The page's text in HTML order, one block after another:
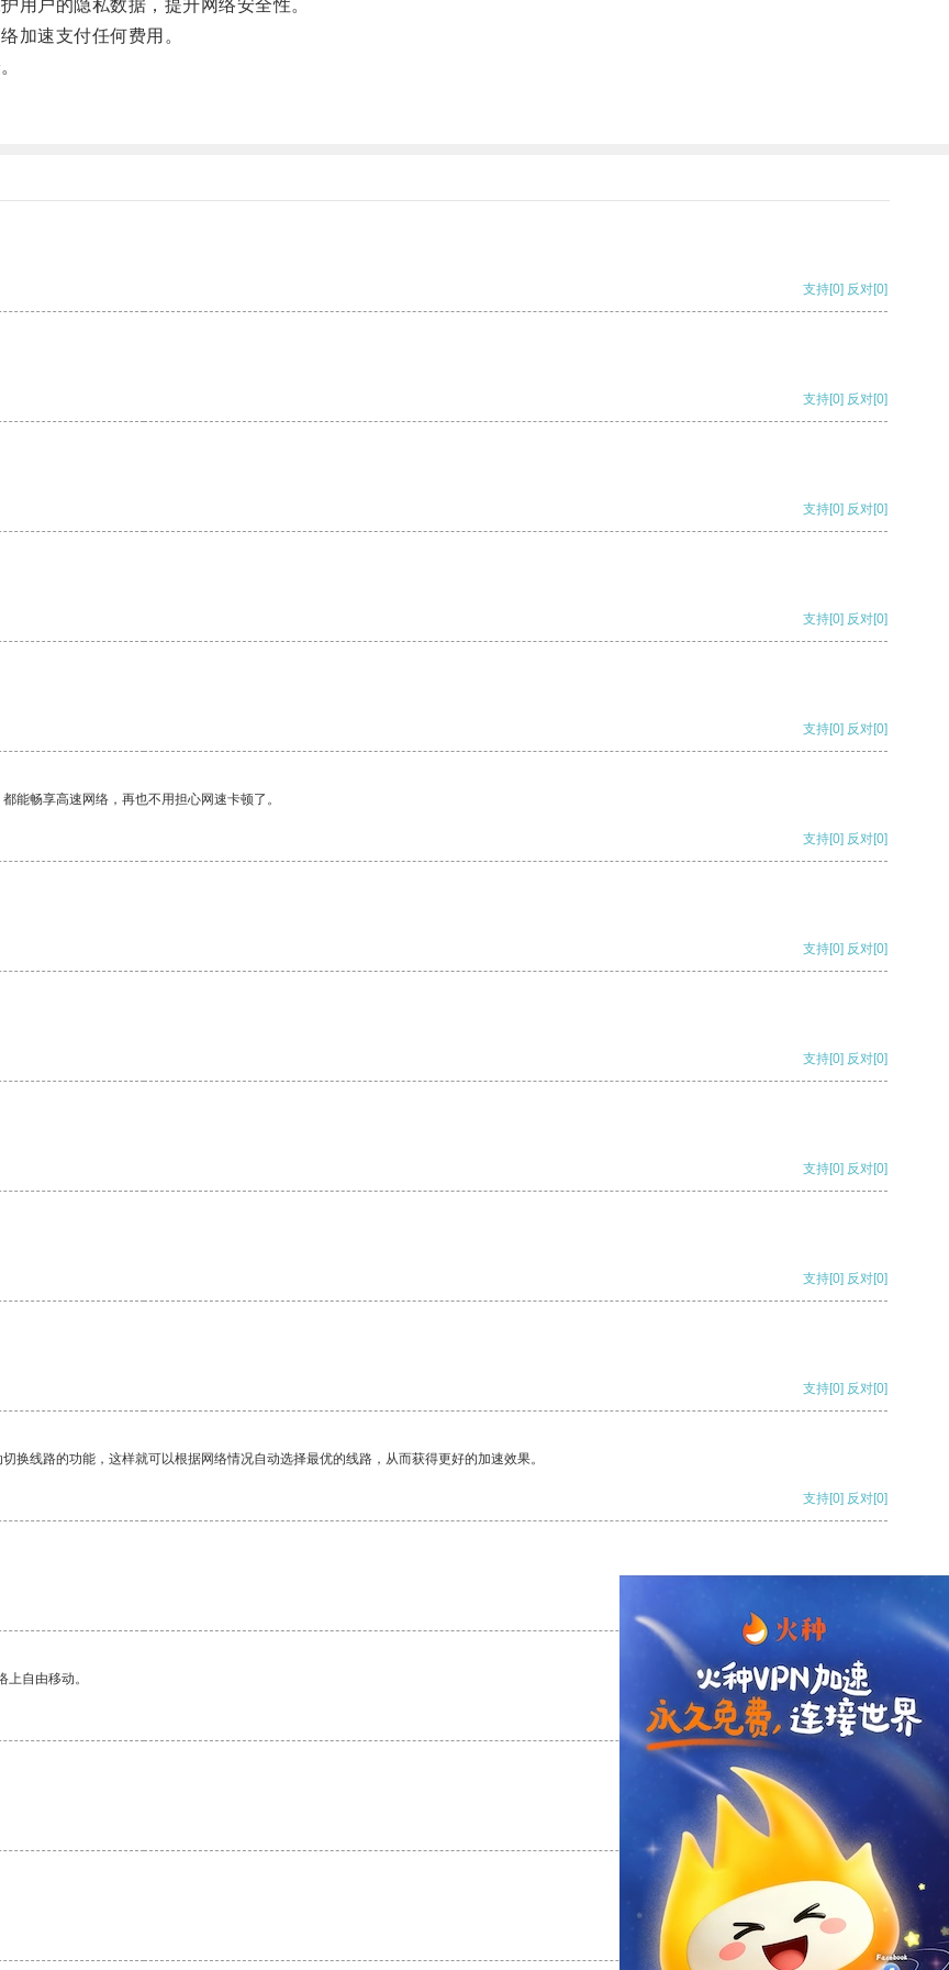
户的隐私数据，提升网络安全性。
速支付任何费用。
支持[0] 反对[0]
支持[0] 反对[0]
支持[0] 反对[0]
支持[0] 反对[0]
支持[0] 反对[0]
能畅享高速网络，再也不用担心网速卡顿了。
支持[0] 反对[0]
支持[0] 反对[0]
支持[0] 反对[0]
支持[0] 反对[0]
支持[0] 反对[0]
支持[0] 反对[0]
线路的功能，这样就可以根据网络情况自动选择最优的线路，从而获得更好的加速效果。
支持[0] 反对[0]
自由移动。
支持 [0] 反对[0]
支持[0] 反对
支持[0] 反对[0]